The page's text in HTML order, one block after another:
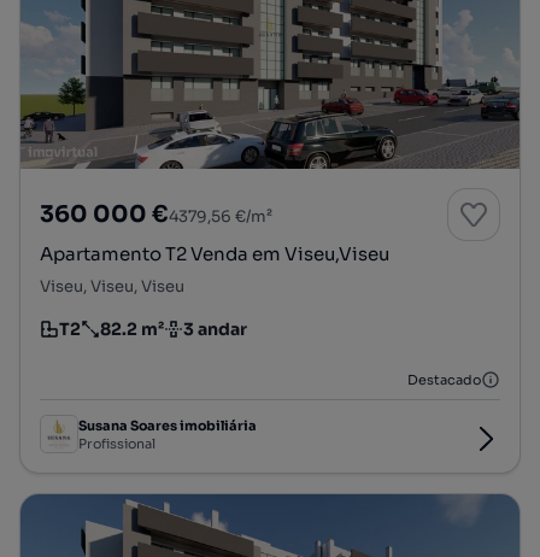
360 000 €4379,56 €/m²
Apartamento T2 Venda em Viseu,Viseu
Viseu, Viseu, Viseu
Tipologia
T2
Preço por metro quadrado
82.2 m²
Andar 3 andar
Destacado
Susana Soares imobiliária
Profissional